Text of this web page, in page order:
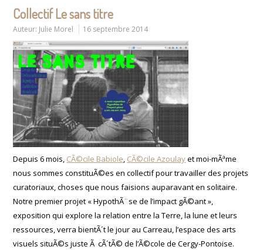
Collectif Le sans titre
Auteur: Julie Morel 16 septembre 2014
Depuis 6 mois, CÃ©cile Babiole, CÃ©cile Azoulayet moi-mÃªme
nous sommes constituÃ©es en collectif pour travailler des projets
curatoriaux, choses que nous faisions auparavant en solitaire.
Notre premier projet « HypothÃ¨se de l’impact gÃ©ant »,
exposition qui explore la relation entre la Terre, la lune et leurs
ressources, verra bientÃ´t le jour au Carreau, l’espace des arts
visuels situÃ©s juste Ã cÃ´tÃ© de l’Ã©cole de Cergy-Pontoise.